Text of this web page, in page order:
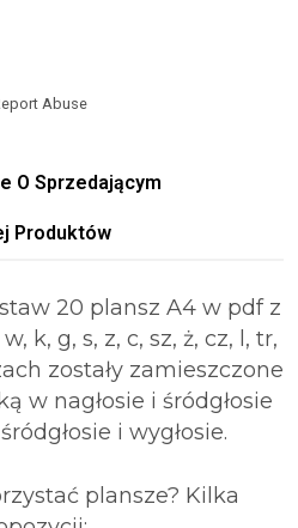
Abuse
O Sprzedającym
Produktów
20 plansz A4 w pdf z
k, g, s, z, c, sz, ż, cz, l, tr,
zostały zamieszczone
w nagłosie i śródgłosie
i wygłosie.
plansze? Kilka